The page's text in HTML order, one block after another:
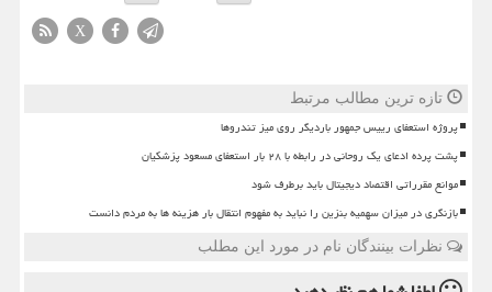
X
تازه ترین مطالب مرتبط
پروژه استعفای رییس جمهور باردیگر روی میز تندروها
پشت پرده ادعای یک روحانی در رابطه با ۲۸ بار استعفای مسعود پزشکیان
موانع مقرراتی اقتصاد دیجیتال باید برطرف شود
بازنگری در میزان سهمیه بنزین را نباید به مفهوم انتقال بار هزینه ها به مردم دانست
نظرات بینندگان نام در مورد این مطلب